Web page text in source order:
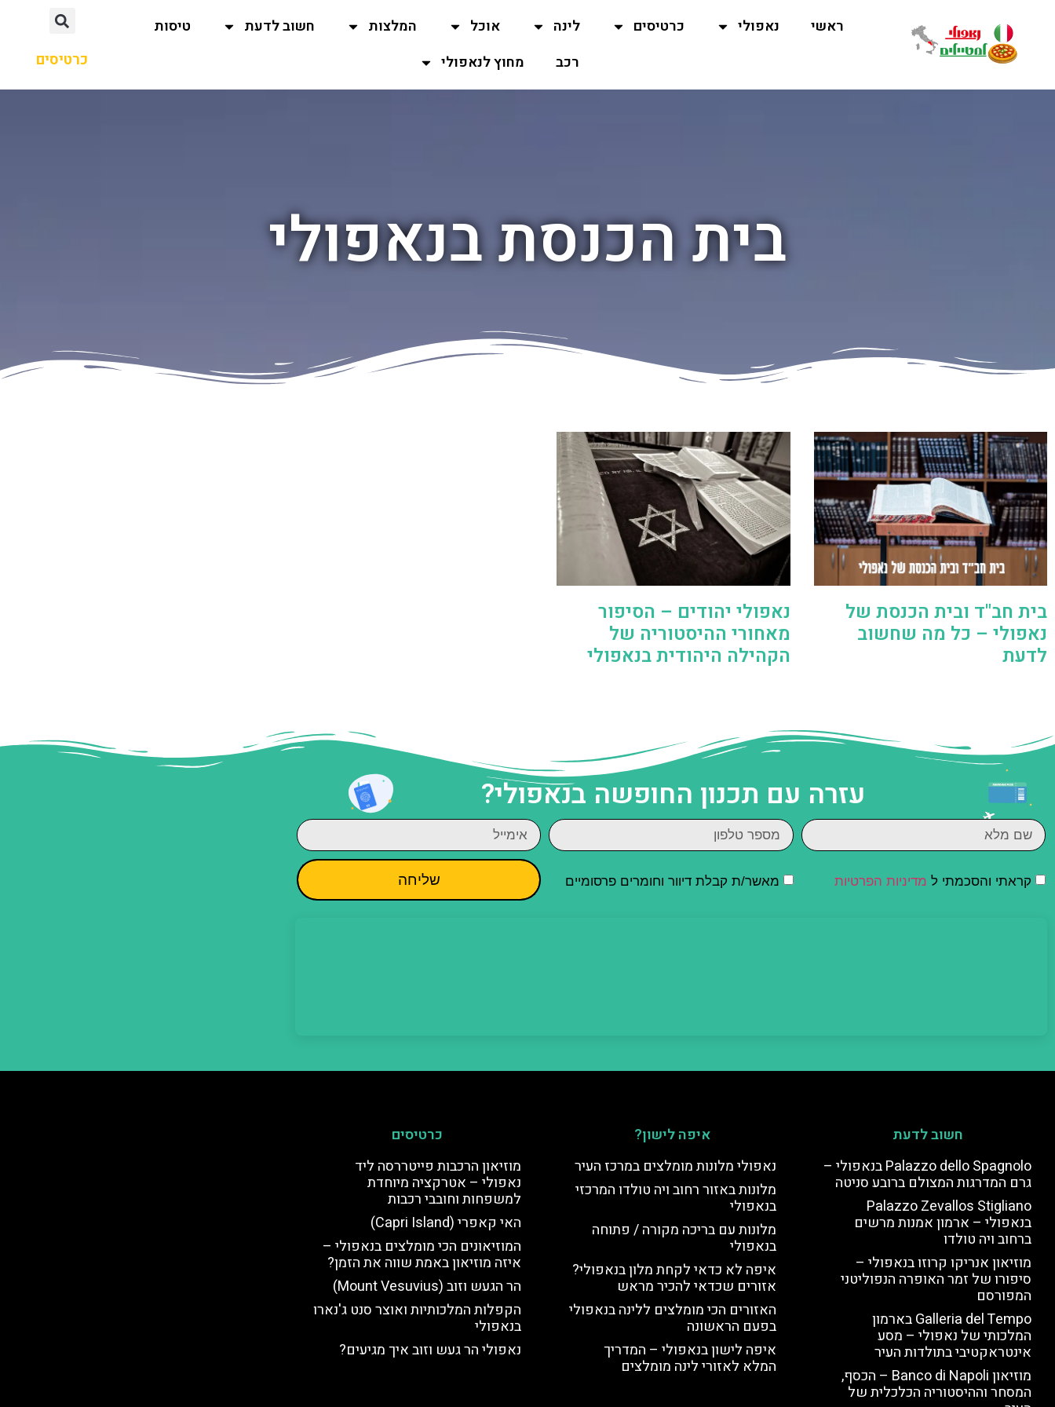
ראשי נאפולי כרטיסים לינה אוכל המלצות חשוב לדעת
טיסות
רכב
מחוץ לנאפולי כרטיסים
בית הכנסת בנאפולי
בית חב"ד ובית הכנסת של
נאפולי – כל מה שחשוב
לדעת
נאפולי יהודים – הסיפור
מאחורי ההיסטוריה של
הקהילה היהודית בנאפולי
עזרה עם תכנון החופשה בנאפולי?
קראתי והסכמתי ל מדיניות הפרטיות מאשר/ת קבלת דיוור וחומרים פרסומיים שליחה
חשוב לדעת
Palazzo dello Spagnolo בנאפולי –
גרם המדרגות המצולם ברובע סניטה
Palazzo Zevallos Stigliano
בנאפולי – ארמון אמנות מרשים
ברחוב ויה טולדו
מוזיאון אנריקו קרוזו בנאפולי –
סיפורו של זמר האופרה הנפוליטני
המפורסם
Galleria del Tempo בארמון
המלכותי של נאפולי – מסע
אינטראקטיבי בתולדות העיר
מוזיאון Banco di Napoli – הכסף,
המסחר וההיסטוריה הכלכלית של
איפה לישון?
נאפולי מלונות מומלצים במרכז העיר
מלונות באזור רחוב ויה טולדו המרכזי
בנאפולי
מלונות עם בריכה מקורה / פתוחה
בנאפולי
איפה לא כדאי לקחת מלון בנאפולי?
אזורים שכדאי להכיר מראש
האזורים הכי מומלצים ללינה בנאפולי
בפעם הראשונה
איפה לישון בנאפולי – המדריך
המלא לאזורי לינה מומלצים
כרטיסים
מוזיאון הרכבות פייטררסה ליד
נאפולי – אטרקציה מיוחדת
למשפחות וחובבי רכבות
האי קאפרי (Capri Island)
המוזיאונים הכי מומלצים בנאפולי –
איזה מוזיאון באמת שווה את הזמן?
הר הגעש וזוב (Mount Vesuvius)
הקפלות המלכותיות ואוצר סנט ג'נארו
בנאפולי
נאפולי הר געש וזוב איך מגיעים?